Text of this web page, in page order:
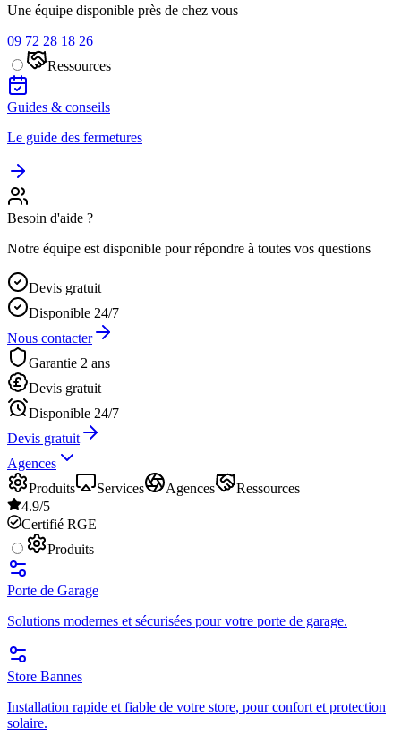
Une équipe disponible près de chez vous
09 72 28 18 26
Ressources
Guides & conseils
Le guide des fermetures
Besoin d'aide ?
Notre équipe est disponible pour répondre à toutes vos questions
Devis gratuit
Disponible 24/7
Nous contacter
Garantie 2 ans
Devis gratuit
Disponible 24/7
Devis gratuit
Agences
Produits
Services Agences
Ressources
4.9/5
Certifié RGE
Produits
Porte de Garage
Solutions modernes et sécurisées pour votre porte de garage.
Store Bannes
Installation rapide et fiable de votre store, pour confort et protection
solaire.